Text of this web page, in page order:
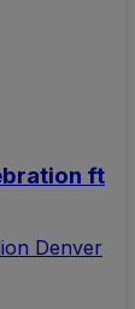
ft
Denver